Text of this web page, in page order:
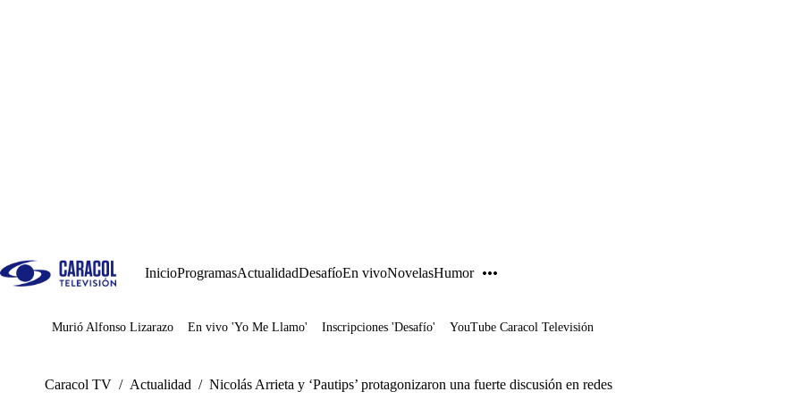
InicioProgramasActualidadDesafíoEn vivoNovelasHumor
Juegos
Murió Alfonso Lizarazo En vivo 'Yo Me Llamo' Inscripciones 'Desafío' YouTube Caracol Televisión
Caracol TV / Actualidad / Nicolás Arrieta y ‘Pautips’ protagonizaron una fuerte discusión en redes